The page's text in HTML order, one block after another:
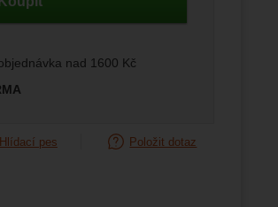
nad 1600 Kč
Hlídací pes Položit dotaz